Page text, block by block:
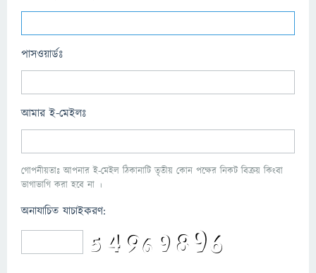
পাসওয়ার্ডঃ
আমার ই-মেইলঃ
গোপনীয়তাঃ আপনার ই-মেইল ঠিকানাটি তৃতীয় কোন পক্ষের নিকট বিক্রয় কিংবা
ভাগাভাগি করা হবে না ।
অনাযাচিত যাচাইকরণ: